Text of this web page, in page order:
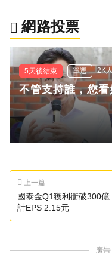
網路投票
5天後結束 單選 2K
不管支持誰，您
上一篇
國泰金Q1獲利衝破300億
計EPS 2.15元
廣